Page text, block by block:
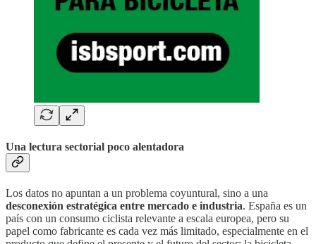
Una lectura sectorial poco alentadora
Los datos no apuntan a un problema coyuntural, sino a una
desconexión estratégica entre mercado e industria. España es un
país con un consumo ciclista relevante a escala europea, pero su
papel como fabricante es cada vez más limitado, especialmente en el